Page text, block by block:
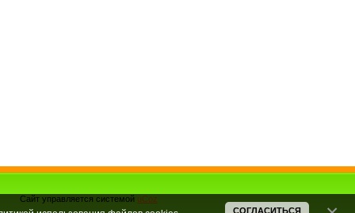
Сайт управляется системой uCoz
СОГЛАСИТЬСЯ